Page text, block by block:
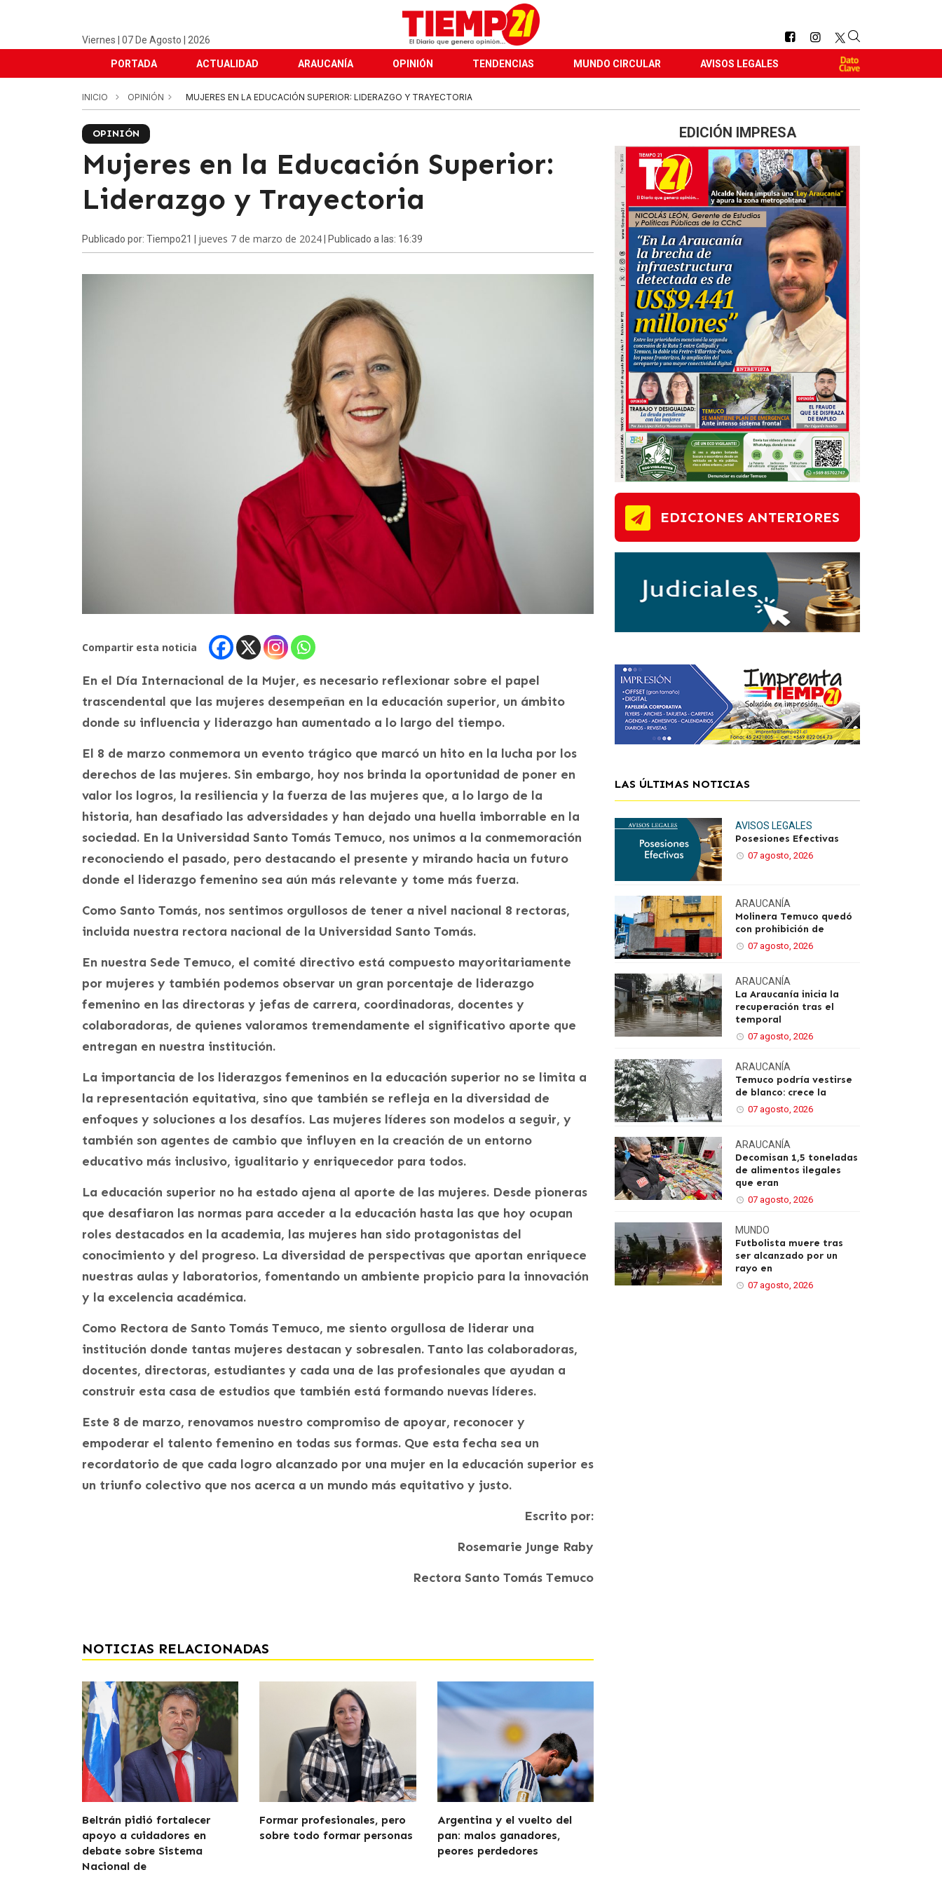
Viernes | 07 De Agosto | 2026
PORTADA ACTUALIDAD ARAUCANÍA OPINIÓN TENDENCIAS MUNDO CIRCULAR AVISOS LEGALES
INICIO OPINIÓN MUJERES EN LA EDUCACIÓN SUPERIOR: LIDERAZGO Y TRAYECTORIA
OPINIÓN
Mujeres en la Educación Superior:
Liderazgo y Trayectoria
Publicado por: Tiempo21 | jueves 7 de marzo de 2024 | Publicado a las: 16:39
Compartir esta noticia
En el Día Internacional de la Mujer, es necesario reflexionar sobre el papel
trascendental que las mujeres desempeñan en la educación superior, un ámbito
donde su influencia y liderazgo han aumentado a lo largo del tiempo.
El 8 de marzo conmemora un evento trágico que marcó un hito en la lucha por los
derechos de las mujeres. Sin embargo, hoy nos brinda la oportunidad de poner en
valor los logros, la resiliencia y la fuerza de las mujeres que, a lo largo de la
historia, han desafiado las adversidades y han dejado una huella imborrable en la
sociedad. En la Universidad Santo Tomás Temuco, nos unimos a la conmemoración
reconociendo el pasado, pero destacando el presente y mirando hacia un futuro
donde el liderazgo femenino sea aún más relevante y tome más fuerza.
Como Santo Tomás, nos sentimos orgullosos de tener a nivel nacional 8 rectoras,
incluida nuestra rectora nacional de la Universidad Santo Tomás.
En nuestra Sede Temuco, el comité directivo está compuesto mayoritariamente
por mujeres y también podemos observar un gran porcentaje de liderazgo
femenino en las directoras y jefas de carrera, coordinadoras, docentes y
colaboradoras, de quienes valoramos tremendamente el significativo aporte que
entregan en nuestra institución.
La importancia de los liderazgos femeninos en la educación superior no se limita a
la representación equitativa, sino que también se refleja en la diversidad de
enfoques y soluciones a los desafíos. Las mujeres líderes son modelos a seguir, y
también son agentes de cambio que influyen en la creación de un entorno
educativo más inclusivo, igualitario y enriquecedor para todos.
La educación superior no ha estado ajena al aporte de las mujeres. Desde pioneras
que desafiaron las normas para acceder a la educación hasta las que hoy ocupan
roles destacados en la academia, las mujeres han sido protagonistas del
conocimiento y del progreso. La diversidad de perspectivas que aportan enriquece
nuestras aulas y laboratorios, fomentando un ambiente propicio para la innovación
y la excelencia académica.
Como Rectora de Santo Tomás Temuco, me siento orgullosa de liderar una
institución donde tantas mujeres destacan y sobresalen. Tanto las colaboradoras,
docentes, directoras, estudiantes y cada una de las profesionales que ayudan a
construir esta casa de estudios que también está formando nuevas líderes.
Este 8 de marzo, renovamos nuestro compromiso de apoyar, reconocer y
empoderar el talento femenino en todas sus formas. Que esta fecha sea un
recordatorio de que cada logro alcanzado por una mujer en la educación superior es
un triunfo colectivo que nos acerca a un mundo más equitativo y justo.
Escrito por:
Rosemarie Junge Raby
Rectora Santo Tomás Temuco
NOTICIAS RELACIONADAS
Beltrán pidió fortalecer
apoyo a cuidadores en
debate sobre Sistema
Nacional de
Formar profesionales, pero
sobre todo formar personas
Argentina y el vuelto del
pan: malos ganadores,
peores perdedores
EDICIÓN IMPRESA
EDICIONES ANTERIORES
LAS ÚLTIMAS NOTICIAS
AVISOS LEGALES
Posesiones Efectivas
07 agosto, 2026
ARAUCANÍA
Molinera Temuco quedó
con prohibición de
07 agosto, 2026
ARAUCANÍA
La Araucanía inicia la
recuperación tras el
temporal
07 agosto, 2026
ARAUCANÍA
Temuco podría vestirse
de blanco: crece la
07 agosto, 2026
ARAUCANÍA
Decomisan 1,5 toneladas
de alimentos ilegales
que eran
07 agosto, 2026
MUNDO
Futbolista muere tras
ser alcanzado por un
rayo en
07 agosto, 2026